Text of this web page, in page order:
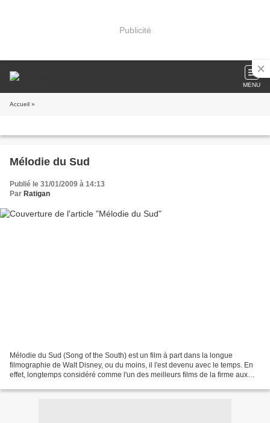
Publicité
MENU
Accueil »
Mélodie du Sud
Publié le 31/01/2009 à 14:13
Par Ratigan
Mélodie du Sud (Song of the South) est un film à part dans la longue
filmographie de Walt Disney, ou du moins, il l'est devenu avec le temps. En
effet, longtemps considéré comme l'un des meilleurs films de la firme aux